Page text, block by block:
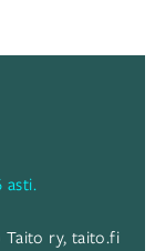
asti.
Taito ry, taito.fi